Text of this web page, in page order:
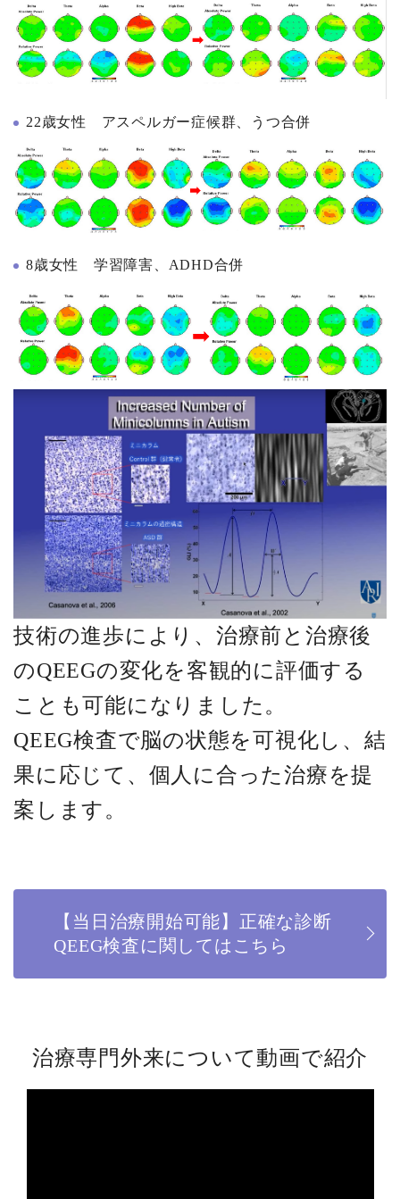
22歳女性 アスペルガー症候群、うつ合併
8歳女性 学習障害、ADHD合併
技術の進歩により、治療前と治療後
のQEEGの変化を客観的に評価する
ことも可能になりました。
QEEG検査で脳の状態を可視化し、結
果に応じて、 個人に合った治療を提
案します。
【当日治療開始可能】正確な診断
QEEG検査に関してはこちら
治療専門外来について動画で紹介